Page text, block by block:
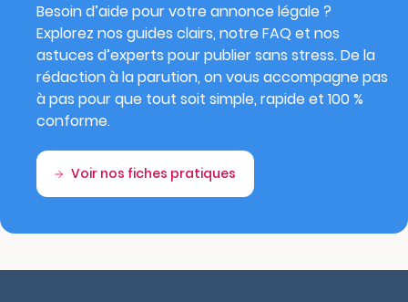
Besoin d’aide pour votre annonce légale ?
Explorez nos guides clairs, notre FAQ et nos
astuces d’experts pour publier sans stress. De la
rédaction à la parution, on vous accompagne pas
à pas pour que tout soit simple, rapide et 100 %
conforme.
Voir nos fiches pratiques